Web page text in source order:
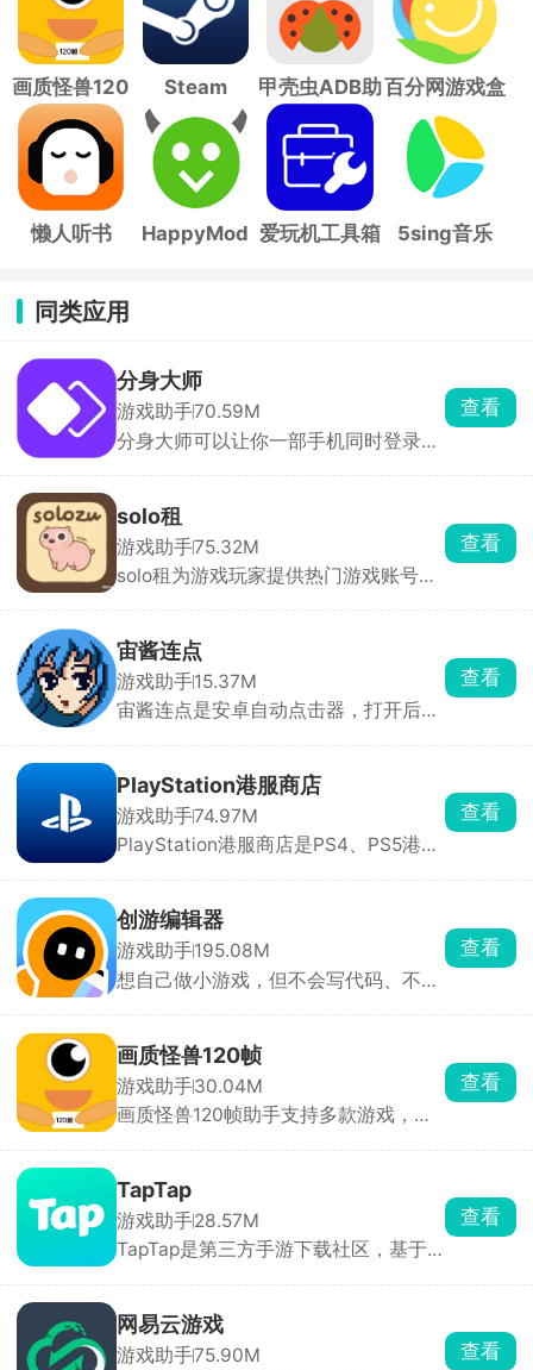
画质怪兽120
帧
Steam
甲壳虫ADB助
手
百分网游戏盒
子
懒人听书 HappyMod 爱玩机工具箱 5sing音乐
同类应用
分身大师
游戏助手70.59M
分身大师可以让你一部手机同时登录多
时在线。分身运行稳定，消息接收及
时，官方强调比市面上其他双开软件更
安全。
查看
solo租
游戏助手75.32M
solo租为游戏玩家提供热门游戏账号的
高端账号的需求。支持按小时、按天等
多种租赁模式，用户可根据需求选择短
时租赁或长期租赁，降低体验成本。每
笔订单都有平台担保，租前账号状态透
查看
宙酱连点
游戏助手15.37M
宙酱连点是安卓自动点击器，打开后开
游戏挂机、抢红包、签到、短视频点赞
等重复操作都能用。
查看
PlayStation港服商店
游戏助手74.97M
PlayStation港服商店是PS4、PS5港服
装，主机硬盘满了也能在手机上删旧游
戏腾空间，不用挨个在主机操作整理。
港服经常有大折扣、限时喜加一、PS
会员免费游戏，APP 会直接弹窗提醒，
查看
创游编辑器
游戏助手195.08M
想自己做小游戏，但不会写代码、不会
新手照着模板改一改，十几分钟就能做
出一张可玩的关卡。做完作品一键发布
到社区，全网玩家都能玩你做的游戏，
还能刷别人做的小游戏玩。除了做游
查看
画质怪兽120帧
游戏助手30.04M
画质怪兽120帧助手支持多款游戏，一
意调整，找到最适合自己的游戏画面，
提高极致的游戏体验，享受超清的爽
感。除此以外，软件内还提供了准星工
具、bmi计算机、电子沐浴等功能，软
查看
TapTap
游戏助手28.57M
TapTap是第三方手游下载社区，基于
来自平台实名玩家，帮助快速种草。云
玩游戏无需下载，点开即玩 30 分钟高
清流式试玩，省存储、低配置也能体验
查看
网易云游戏
游戏助手75.90M
查看